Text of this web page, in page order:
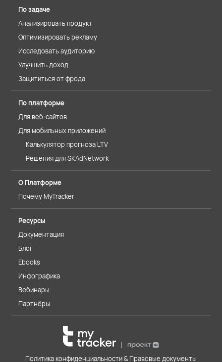
По задаче
Анализировать продукт
Оптимизировать рекламу
Исследовать аудиторию
Улучшить доход
Защититься от фрода
По платформе
Для веб-сайтов
Для мобильных приложений
Калькулятор прогноза LTV
Решения для SKAdNetwork
О Платформе
Почему MyTracker
Ресурсы
Документация
Блог
Ebooks
Инфографика
Вебинары
Партнёры
Политика конфиденциальности & Правовые документы